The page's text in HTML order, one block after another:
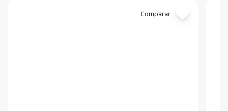
Comparar